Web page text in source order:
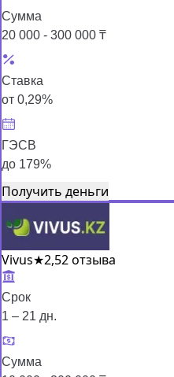
Сумма
20 000 - 300 000 ₸
Ставка
от 0,29%
ГЭСВ
до 179%
Получить деньги
Vivus★2,52 отзыва
Срок
1 – 21 дн.
Сумма